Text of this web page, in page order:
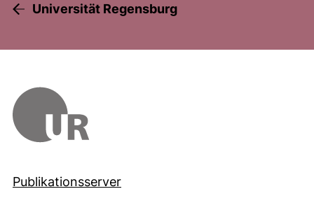
Universität Regensburg
Publikationsserver